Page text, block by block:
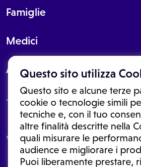
Questo sito utilizza
Questo sito e alcune terze
cookie o tecnologie simili
tecniche e, con il tuo
altre finalità descritte nella
quali misurare le
audience e migliorare i
Puoi liberamente prestare,
Famiglie
Medici
About
Le informazioni proposte in questo sito non
In nessun caso, queste informazioni
visita o una diagnosi formulata dal medico.
le informazioni disponibili come
una diagnosi, la determinazione di un
sospensione di un farmaco senza prima